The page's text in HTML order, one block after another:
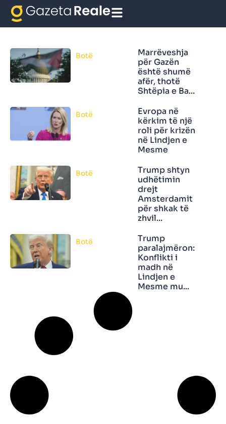
Lindja mesme
Botë
Marrëveshja
për Gazën
është shumë
afër, thotë
Shtëpia e Ba...
Botë
Evropa në
kërkim të një
roli për krizën
në Lindjen e
Mesme
Botë
Trump shtyn
udhëtimin
drejt
Amsterdamit
për shkak të
zhvil...
Botë
Trump
paralajmëron:
Konflikti i
madh në
Lindjen e
Mesme mu...